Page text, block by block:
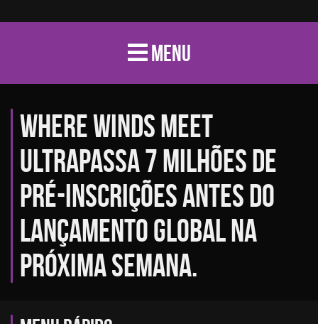
MENU
Where Winds Meet
ultrapassa 7 milhões de
pré-inscrições antes do
lançamento global na
próxima semana.